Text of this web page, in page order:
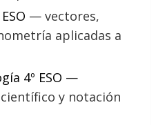
— vectores,
aplicadas a
4º ESO —
y notación